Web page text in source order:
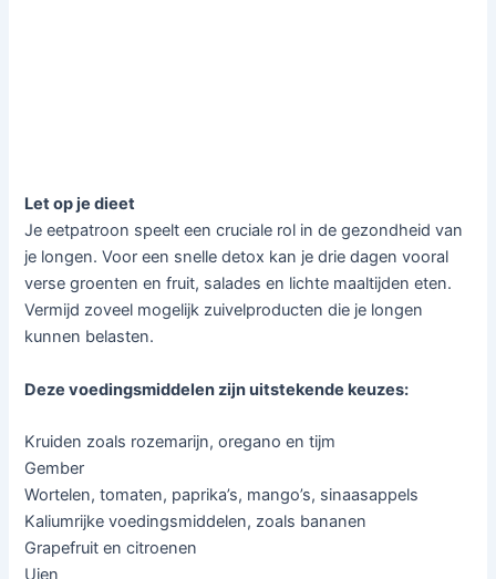
Let op je dieet
Je eetpatroon speelt een cruciale rol in de gezondheid van
je longen. Voor een snelle detox kan je drie dagen vooral
verse groenten en fruit, salades en lichte maaltijden eten.
Vermijd zoveel mogelijk zuivelproducten die je longen
kunnen belasten.
Deze voedingsmiddelen zijn uitstekende keuzes:
Kruiden zoals rozemarijn, oregano en tijm
Gember
Wortelen, tomaten, paprika’s, mango’s, sinaasappels
Kaliumrijke voedingsmiddelen, zoals bananen
Grapefruit en citroenen
Uien